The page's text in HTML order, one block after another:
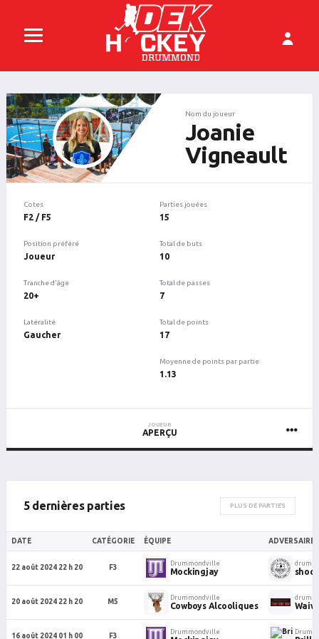
Nom du joueur
Joanie
Vigneault
Cotes
F2 / F5
Position préféré
Joueur
Tranche d'âge
20+
Latéralité
Gaucher
Parties jouées
15
Total de buts
10
Total de passes
7
Total de points
17
Moyenne de points par partie
1.13
JOUEUR
APERÇU
5 dernières parties PLUS DE PARTIES
DATE CATÉGORIE ÉQUIPE ADVERSAIRE
22 août 2024 22 h 20 F3
Drummondville
Mockingjay
20 août 2024 22 h 20 M5
Drummondville
Cowboys Alcooliques
16 août 2024 01 h 00 F3
Drummondville